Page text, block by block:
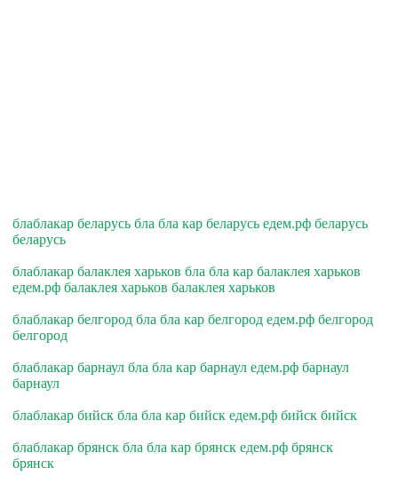
блаблакар беларусь бла бла кар беларусь едем.рф беларусь
беларусь
блаблакар балаклея харьков бла бла кар балаклея харьков
едем.рф балаклея харьков балаклея харьков
блаблакар белгород бла бла кар белгород едем.рф белгород
белгород
блаблакар барнаул бла бла кар барнаул едем.рф барнаул
барнаул
блаблакар бийск бла бла кар бийск едем.рф бийск бийск
блаблакар брянск бла бла кар брянск едем.рф брянск
брянск